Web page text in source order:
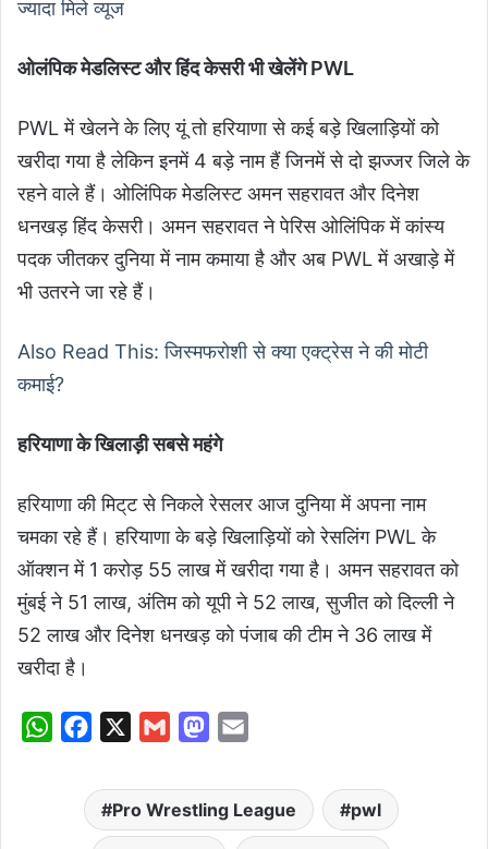
ज्यादा मिले व्यूज
ओलंपिक मेडलिस्ट और हिंद केसरी भी खेलेंगे PWL
PWL में खेलने के लिए यूं तो हरियाणा से कई बड़े खिलाड़ियों को
खरीदा गया है लेकिन इनमें 4 बड़े नाम हैं जिनमें से दो झज्जर जिले के
रहने वाले हैं। ओलिंपिक मेडलिस्ट अमन सहरावत और दिनेश
धनखड़ हिंद केसरी। अमन सहरावत ने पेरिस ओलिंपिक में कांस्य
पदक जीतकर दुनिया में नाम कमाया है और अब PWL में अखाड़े में
भी उतरने जा रहे हैं।
Also Read This: जिस्मफरोशी से क्या एक्ट्रेस ने की मोटी
कमाई?
हरियाणा के खिलाड़ी सबसे महंगे
हरियाणा की मिट्‌ट से निकले रेसलर आज दुनिया में अपना नाम
चमका रहे हैं। हरियाणा के बड़े खिलाड़ियों को रेसलिंग PWL के
ऑक्शन में 1 करोड़ 55 लाख में खरीदा गया है। अमन सहरावत को
मुंबई ने 51 लाख, अंतिम को यूपी ने 52 लाख, सुजीत को दिल्ली ने
52 लाख और दिनेश धनखड़ को पंजाब की टीम ने 36 लाख में
खरीदा है।
W
c
a
i
M
s
t
a
i
Pro Wrestling League pwl